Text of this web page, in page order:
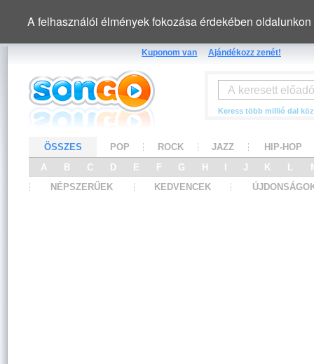
A felhasználói élmények fokozása érdekében
Kuponom van Ajándékozz zenét!
Keress több millió dal
ÖSSZES POP ROCK JAZZ
HIP-HOP
A
B C D E F G H J K L
NÉPSZERŰEK
KEDVENCEK